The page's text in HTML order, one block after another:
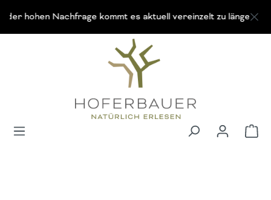
Zum Hauptinhalt springen
Nachfrage kommt es aktuell vereinzelt zu längeren